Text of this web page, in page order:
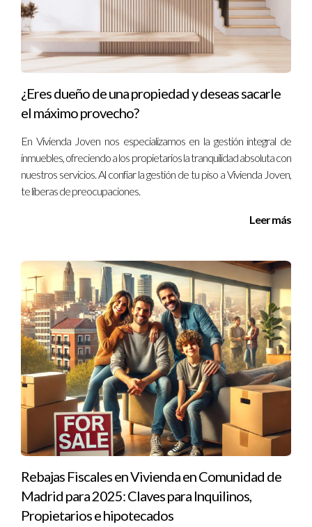
¿Eres dueño de una propiedad y deseas sacarle
el máximo provecho?
En Vivienda Joven nos especializamos en la gestión integral de
inmuebles, ofreciendo a los propietarios la tranquilidad absoluta con
nuestros servicios. Al confiar la gestión de tu piso a Vivienda Joven,
te liberas de preocupaciones.
Leer más
Rebajas Fiscales en Vivienda en Comunidad de
Madrid para 2025: Claves para Inquilinos,
Propietarios e hipotecados